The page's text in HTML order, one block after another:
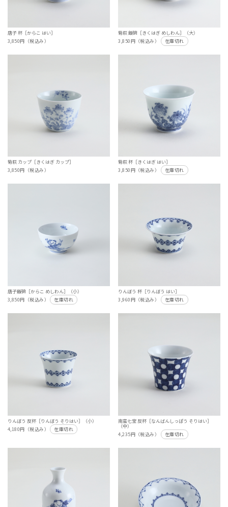
唐子 杯［からこ はい］
3,850円（税込み）
菊萩 飯碗［きくはぎ めしわん］（大）
3,850円（税込み）
在庫切れ
菊萩 カップ［きくはぎ カップ］
3,850円（税込み）
菊萩 杯［きくはぎ はい］
3,850円（税込み）
在庫切れ
唐子飯碗［からこ めしわん］（小）
3,850円（税込み）
在庫切れ
りんぼう 杯［りんぼう はい］
3,960円（税込み）
在庫切れ
りんぼう 反杯［りんぼう そりはい］（小）
4,180円（税込み）
在庫切れ
南蛮七宝 反杯［なんばんしっぽう そりはい］
（中）
4,235円（税込み）
在庫切れ